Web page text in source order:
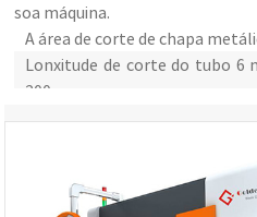
soa máquina.
A área de corte de chapa
Lonxitude de corte do tubo 6
200 mm